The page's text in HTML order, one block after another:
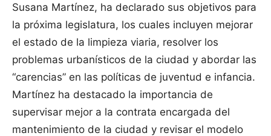
Susana Martínez, ha declarado sus objetivos para
la próxima legislatura, los cuales incluyen mejorar
el estado de la limpieza viaria, resolver los
problemas urbanísticos de la ciudad y abordar las
“carencias” en las políticas de juventud e infancia.
Martínez ha destacado la importancia de
supervisar mejor a la contrata encargada del
mantenimiento de la ciudad y revisar el modelo